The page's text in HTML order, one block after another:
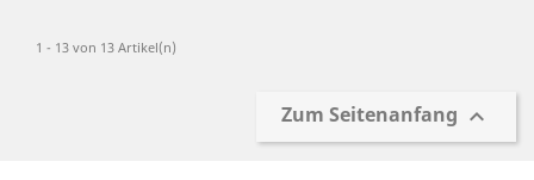
1 - 13 von 13 Artikel(n)
Zum Seitenanfang 